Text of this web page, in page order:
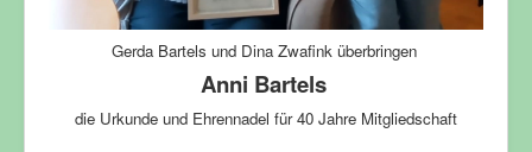
Gerda Bartels und Dina Zwafink überbringen
Anni Bartels
die Urkunde und Ehrennadel für 40 Jahre Mitgliedschaft